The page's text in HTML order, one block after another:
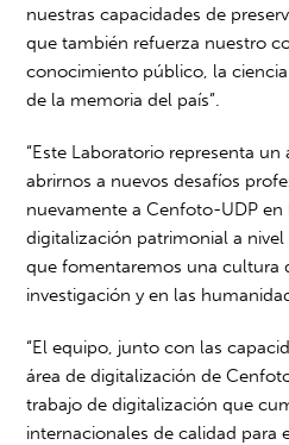
nuestras capacidades de
que también refuerza nuestro
conocimiento público, la
de la memoria del país”.
“Este Laboratorio representa
abrirnos a nuevos desafíos
nuevamente a Cenfoto-UDP en
digitalización patrimonial a
que fomentaremos una cultura
investigación y en las
“El equipo, junto con las
área de digitalización de
trabajo de digitalización que
internacionales de calidad